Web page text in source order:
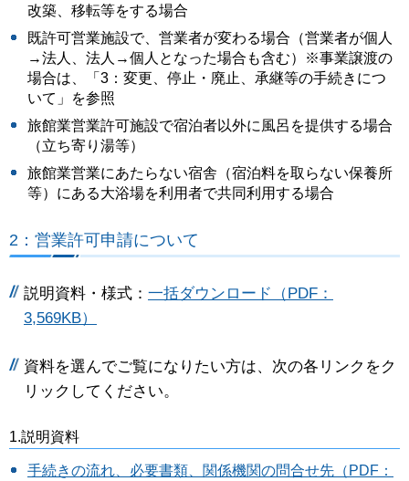
改築、移転等をする場合
既許可営業施設で、営業者が変わる場合（営業者が個人
→法人、法人→個人となった場合も含む）※事業譲渡の
場合は、「3：変更、停止・廃止、承継等の手続きにつ
いて」を参照
旅館業営業許可施設で宿泊者以外に風呂を提供する場合
（立ち寄り湯等）
旅館業営業にあたらない宿舎（宿泊料を取らない保養所
等）にある大浴場を利用者で共同利用する場合
2：営業許可申請について
説明資料・様式： 一括ダウンロード（PDF：
3,569KB）
資料を選んでご覧になりたい方は、次の各リンクをク
リックしてください。
1.説明資料
手続きの流れ、必要書類、関係機関の問合せ先（PDF：